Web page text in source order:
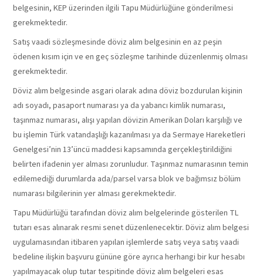
belgesinin, KEP üzerinden ilgili Tapu Müdürlüğüne gönderilmesi
gerekmektedir.
Satış vaadi sözleşmesinde döviz alım belgesinin en az peşin
ödenen kısım için ve en geç sözleşme tarihinde düzenlenmiş olması
gerekmektedir.
Döviz alım belgesinde asgari olarak adına döviz bozdurulan kişinin
adı soyadı, pasaport numarası ya da yabancı kimlik numarası,
taşınmaz numarası, alışı yapılan dövizin Amerikan Doları karşılığı ve
bu işlemin Türk vatandaşlığı kazanılması ya da Sermaye Hareketleri
Genelgesi’nin 13’üncü maddesi kapsamında gerçekleştirildiğini
belirten ifadenin yer alması zorunludur. Taşınmaz numarasının temin
edilemediği durumlarda ada/parsel varsa blok ve bağımsız bölüm
numarası bilgilerinin yer alması gerekmektedir.
Tapu Müdürlüğü tarafından döviz alım belgelerinde gösterilen TL
tutarı esas alınarak resmi senet düzenlenecektir. Döviz alım belgesi
uygulamasından itibaren yapılan işlemlerde satış veya satış vaadi
bedeline ilişkin başvuru gününe göre ayrıca herhangi bir kur hesabı
yapılmayacak olup tutar tespitinde döviz alım belgeleri esas